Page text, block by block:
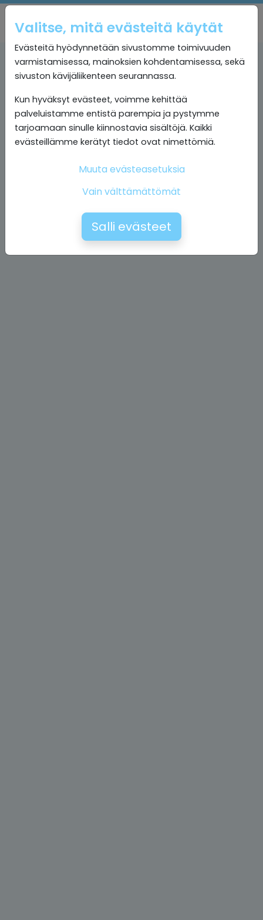
Valitse, mitä evästeitä käytät
Evästeitä hyödynnetään sivustomme toimivuuden
varmistamisessa, mainoksien kohdentamisessa, sekä
sivuston kävijäliikenteen seurannassa.
Kun hyväksyt evästeet, voimme kehittää
palveluistamme entistä parempia ja pystymme
tarjoamaan sinulle kiinnostavia sisältöjä. Kaikki
evästeillämme kerätyt tiedot ovat nimettömiä.
Muuta evästeasetuksia
Vain välttämättömät
Salli evästeet